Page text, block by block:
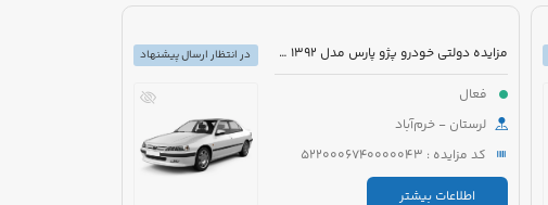
مزایده دولتی خودرو پژو پارس مدل 1392 رنگ سفید
فعال
لرستان - خرم‌آباد
کد مزایده : 5220006740000043
اطلاعات بیشتر
در انتظار ارسال پیشنهاد